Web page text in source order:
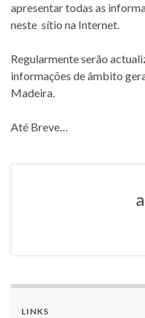
apresentar todas as
neste sítio na Internet.
Regularmente serão
informações de âmbito
Madeira.
Até Breve…
LINKS